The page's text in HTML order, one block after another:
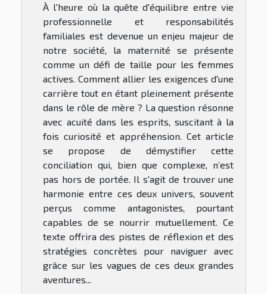
À l'heure où la quête d'équilibre entre vie
professionnelle et responsabilités
familiales est devenue un enjeu majeur de
notre société, la maternité se présente
comme un défi de taille pour les femmes
actives. Comment allier les exigences d'une
carrière tout en étant pleinement présente
dans le rôle de mère ? La question résonne
avec acuité dans les esprits, suscitant à la
fois curiosité et appréhension. Cet article
se propose de démystifier cette
conciliation qui, bien que complexe, n’est
pas hors de portée. Il s'agit de trouver une
harmonie entre ces deux univers, souvent
perçus comme antagonistes, pourtant
capables de se nourrir mutuellement. Ce
texte offrira des pistes de réflexion et des
stratégies concrètes pour naviguer avec
grâce sur les vagues de ces deux grandes
aventures...